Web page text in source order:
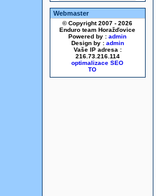
Webmaster
© Copyright 2007 - 2026
Enduro team Horažďovice
Powered by : admin
Design by : admin
Vaše IP adresa :
216.73.216.114
optimalizace SEO